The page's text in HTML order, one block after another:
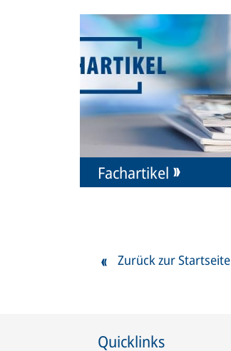
Fachartikel
Zurück zur Startseite
Quicklinks